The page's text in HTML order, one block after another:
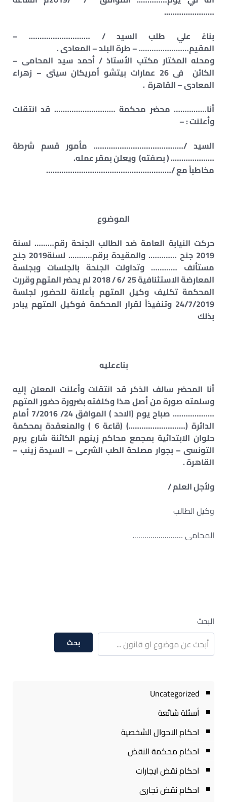
…………………..
بناءً علي طلب السيد / ………………………. –
المقيم………………….. – طرة البلد – المعادى .
ومحله المختار مكتب الأستاذ / أحمد سيد المحامى –
الكائن فى 26 عمارات بيتشو أمريكان سيتى – زهراء
المعادى – القاهرة .
أنا…………… محضر محكمة ………………………. قد انتقلت
وأعلنت : –
السيد /………………………………….. مأمور قسم شرطة
……………….. ( بصفته) ويعلن بمقر عمله.
مخاطباً مع /…………………………………………………
الموضوع
حركت النيابة العامة ضد الطالب الجنحة رقم……… لسنة
2019 جنح …………. والمقيدة برقم……….. لسنة2019 جنح
مستأنف ………… وتداولت الجنحة بالجلسات وبجلسة
المعارضة الاستئنافية 25 /6 / 2018 لم يحضر المتهم وقررت
المحكمة تكليف وكيل المتهم بأعلانة للحضور لجلسة
24/7/2019 وتنفيذاً لقرار المحكمة فوكيل المتهم يبادر
بذلك
بناءعليه
أنا المحضر سالف الذكر قد انتقلت وأعلنت المعلن إليه
وسلمته صورة من أصل هذا وكلفته بضرورة حضور المتهم
………………. صباح يوم (الاحد ) الموافق 24/ 7/2016 أمام
الدائرة (……………………..) (قاعة 6 ) والمنعقدة بمحكمة
حلوان الابتدائية بمجمع محاكم زينهم الكائنة شارع بيرم
التونسى – بجوار مصلحة الطب الشرعى – السيدة زينب –
القاهرة .
ولأجل العلم /
وكيل الطالب
المحامى …………………….
البحث
بحث
Uncategorized
أسئلة شائعة
احكام الاحوال الشخصية
احكام محكمة النقض
احكام نقض ايجارات
احكام نقض تجارى